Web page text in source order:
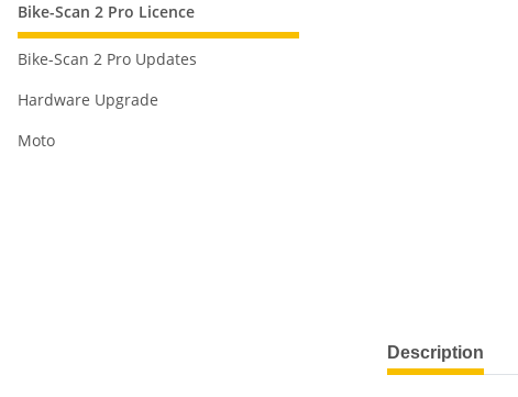
Description
Bike-Scan 2 Pro Licence
Bike-Scan 2 Pro Updates
Hardware Upgrade
Moto